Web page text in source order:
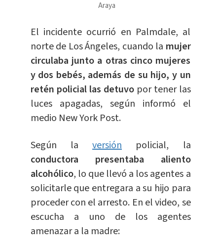
Araya
El incidente ocurrió en Palmdale, al
norte de Los Ángeles, cuando la mujer
circulaba junto a otras cinco mujeres
y dos bebés, además de su hijo, y un
retén policial las detuvopor tener las
luces apagadas, según informó el
medio New York Post.
Según la versión policial, la
conductora presentaba aliento
alcohólico, lo que llevó a los agentes a
solicitarle que entregara a su hijo para
proceder con el arresto. En el video, se
escucha a uno de los agentes
amenazar a la madre: